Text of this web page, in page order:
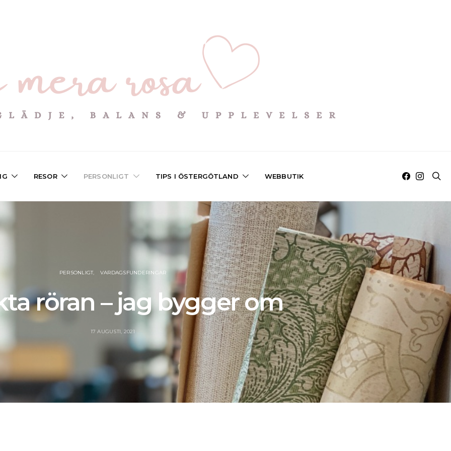
RESOR PERSONLIGT TIPS I ÖSTERGÖTLAND WEBBUTIK
PERSONLIGT VARDAGSFUNDERINGAR
röran – jag bygger om
17 AUGUSTI, 2021